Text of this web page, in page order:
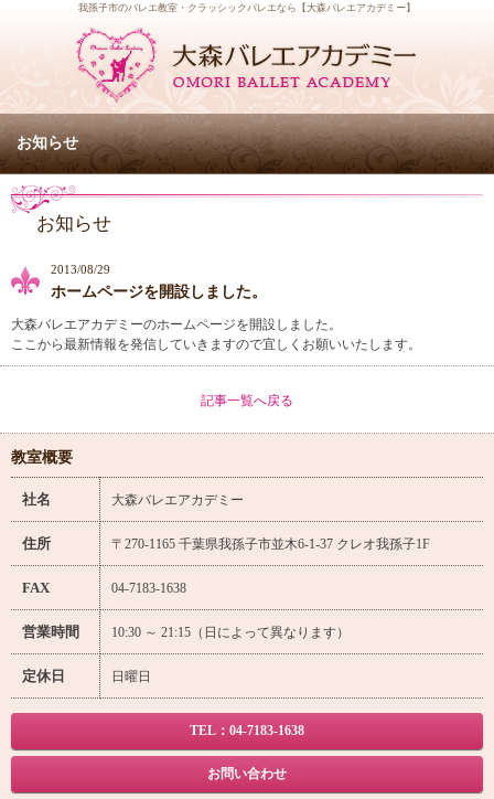
我孫子市のバレエ教室・クラッシックバレエなら【大森バレエアカデミー】
お知らせ
お知らせ
2013/08/29
ホームページを開設しました。
大森バレエアカデミーのホームページを開設しました。
ここから最新情報を発信していきますので宜しくお願いいたします。
記事一覧へ戻る
教室概要
社名 大森バレエアカデミー
住所 〒270-1165 千葉県我孫子市並木6-1-37 クレオ我孫子1F
FAX 04-7183-1638
営業時間 10:30 ～ 21:15（日によって異なります）
定休日 日曜日
TEL：04-7183-1638
お問い合わせ